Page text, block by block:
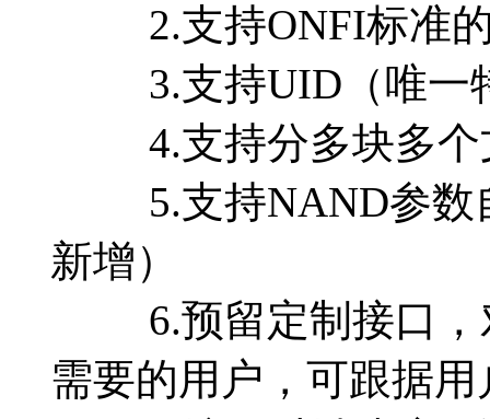
2.支持ONFI标准的
3.支持UID（唯一
4.支持分多块多个
5.支持NAND参数自
新增）
6.预留定制接口，对
需要的用户，可跟据